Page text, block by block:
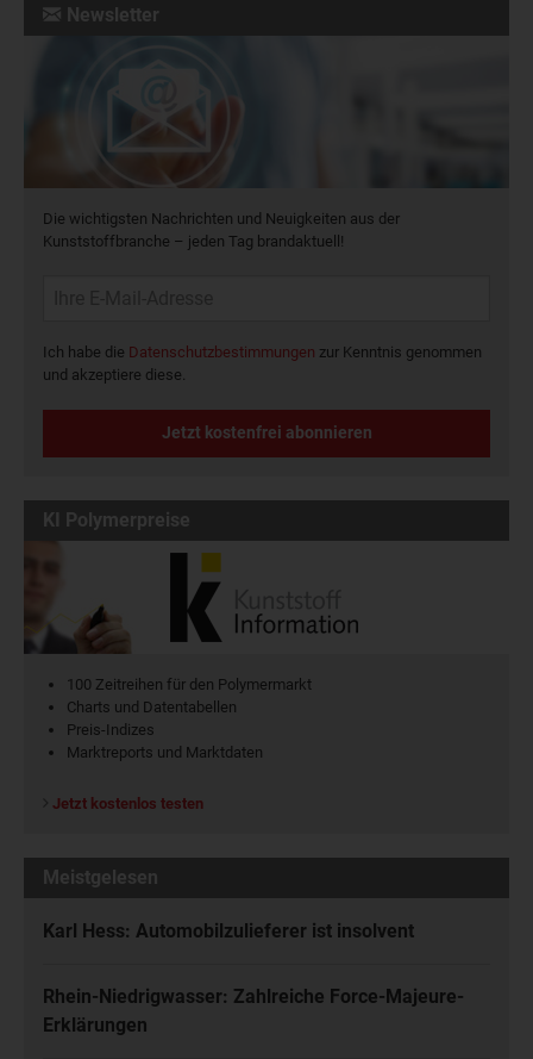
Newsletter
Die wichtigsten Nachrichten und Neuigkeiten aus der
Kunststoffbranche – jeden Tag brandaktuell!
Ich habe die Datenschutzbestimmungen zur Kenntnis genommen
und akzeptiere diese.
Jetzt kostenfrei abonnieren
KI Polymerpreise
100 Zeitreihen für den Polymermarkt
Charts und Datentabellen
Preis-Indizes
Marktreports und Marktdaten
Jetzt kostenlos testen
Meistgelesen
Karl Hess: Automobilzulieferer ist insolvent
Rhein-Niedrigwasser: Zahlreiche Force-Majeure-
Erklärungen